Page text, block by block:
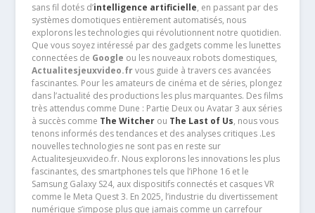
sans fil dotés d’intelligence artificielle, en passant par des
systèmes domotiques entièrement automatisés, nous
explorons les technologies qui révolutionnent notre quotidien.
Que vous soyez intéressé par des gadgets comme les lunettes
connectées de Google ou les nouveaux robots domestiques,
Actualitesjeuxvideo.frvous guide à travers ces avancées
fascinantes. Pour les amateurs de cinéma et de séries, plongez
dans l’actualité des productions les plus marquantes. Des films
très attendus comme Dune : Partie Deux ou Avatar 3 aux séries
à succès comme The Witcherou The Last of Us, nous vous
tenons informés des tendances et des analyses critiques .Les
nouvelles technologies ne sont pas en reste sur
Actualitesjeuxvideo.fr. Nous explorons les innovations les plus
fascinantes, des smartphones tels que l’iPhone 16 et le
Samsung Galaxy S24, aux dispositifs connectés et casques VR
comme le Meta Quest 3. En 2025, l’industrie du divertissement
numérique s’impose plus que jamais comme un carrefour